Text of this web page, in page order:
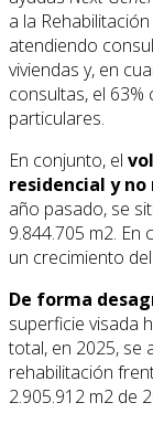
a la
atendiendo
viviendas y, en
consultas, el
particulares.
En conjunto, el
residencial y
año pasado, se
9.844.705 m2.
un crecimiento
De forma
superficie visada
total, en 2025, se
rehabilitación
2.905.912 m2 de